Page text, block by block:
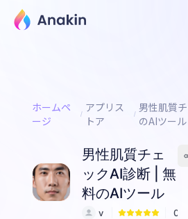
ホームペ
ージ
アプリス
トア
男性肌質
のAIツール
男性肌質チェ
ックAI診断 | 無
料のAIツール
v
0